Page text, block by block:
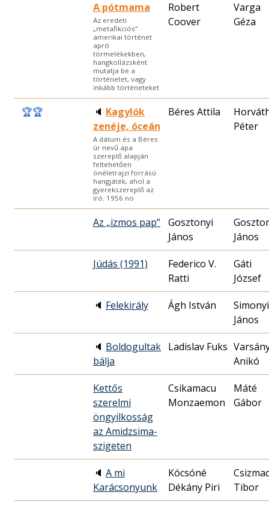
A pótmama
Az eredeti
„metafikciós”
amerikai történet
apró
törmelékekben,
hangkollázsként
mutatja be a
történetet, vagy
inkább történeteket
Robert
Coover
Varga
Géza
🏆🏆 🔈 Kagylók
zenéje, óceán
A dátum és a Béres
úr nevű apa
szereplő alapján
feltehetően
önéletrajzi forrású
hangjáték, ahol a
gyerekszereplő az
író. 1956 no
Béres Attila
Péter
Az „izmos pap” Gosztonyi
János
János
Júdás (1991)
Federico V.
Ratti
Gáti
József
🔈 Felekirály Ágh István
Simonyi
János
🔈 Boldogultak
bálja
Ladislav Fuks
Anikó
Kettős
szerelmi
öngyilkosság
az Amidzsima-
szigeten
Csikamacu
Monzaemon
Máté
Gábor
🔈 A mi
Karácsonyunk
Kócsóné
Dékány Piri
Tibor